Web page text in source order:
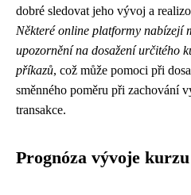
dobré sledovat jeho vývoj a
Některé online platformy nabízejí
upozornění na dosažení určitého
příkazů, což může pomoci při
směnného poměru při zachování
transakce.
Prognóza vývoje